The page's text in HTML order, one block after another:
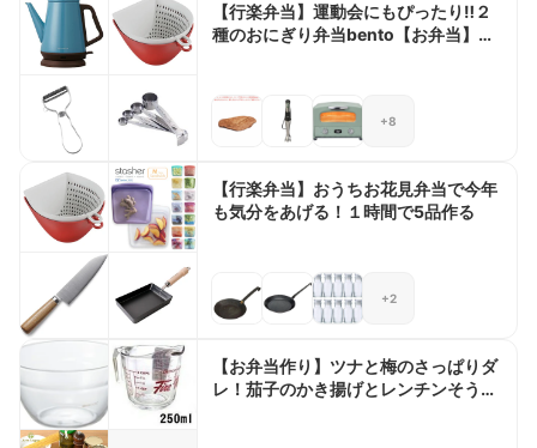
【行楽弁当】運動会にもぴったり‼︎２
種のおにぎり弁当bento【お弁当】
+8
【行楽弁当】おうちお花見弁当で今年
も気分をあげる！１時間で5品作る
+2
【お弁当作り】ツナと梅のさっぱりダ
レ！茄子のかき揚げとレンチンそうめ